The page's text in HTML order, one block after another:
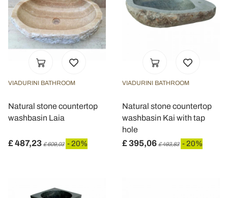
VIADURINI BATHROOM
Natural stone countertop
washbasin Laia
£ 487,23 £ 609,03 - 20%
VIADURINI BATHROOM
Natural stone countertop
washbasin Kai with tap
hole
£ 395,06 £ 493,83 - 20%